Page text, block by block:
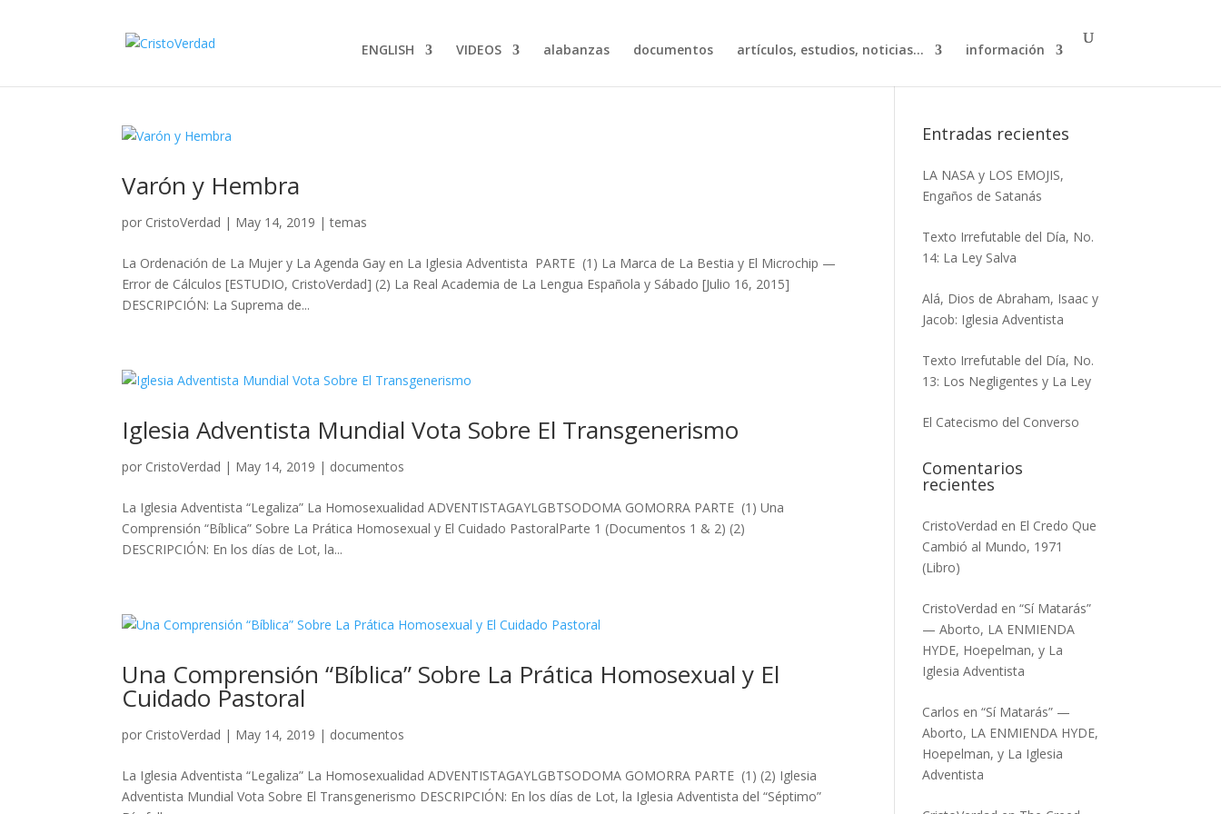
ENGLISH VIDEOS alabanzas documentos artículos, estudios, noticias… información
Varón y Hembra
por CristoVerdad | May 14, 2019 |temas
La Ordenación de La Mujer y La Agenda Gay en La Iglesia Adventista PARTE (1) La Marca de La Bestia y El Microchip —
Error de Cálculos [ESTUDIO, CristoVerdad] (2) La Real Academia de La Lengua Española y Sábado [Julio 16, 2015]
DESCRIPCIÓN: La Suprema de...
Iglesia Adventista Mundial Vota Sobre El Transgenerismo
por CristoVerdad | May 14, 2019 | documentos
La Iglesia Adventista “Legaliza” La Homosexualidad ADVENTISTAGAYLGBTSODOMA GOMORRA PARTE (1) Una
Comprensión “Bíblica” Sobre La Prática Homosexual y El Cuidado PastoralParte 1 (Documentos 1 & 2) (2)
DESCRIPCIÓN: En los días de Lot, la...
Una Comprensión “Bíblica” Sobre La Prática Homosexual y El
Cuidado Pastoral
por CristoVerdad | May 14, 2019 | documentos
La Iglesia Adventista “Legaliza” La Homosexualidad ADVENTISTAGAYLGBTSODOMA GOMORRA PARTE (1) (2) Iglesia
Adventista Mundial Vota Sobre El Transgenerismo DESCRIPCIÓN: En los días de Lot, la Iglesia Adventista del “Séptimo”
Entradas recientes
LA NASA y LOS EMOJIS,
Engaños de Satanás
Texto Irrefutable del Día, No.
14: La Ley Salva
Alá, Dios de Abraham, Isaac y
Jacob: Iglesia Adventista
Texto Irrefutable del Día, No.
13: Los Negligentes y La Ley
El Catecismo del Converso
Comentarios
recientes
CristoVerdad en El Credo Que
Cambió al Mundo, 1971
(Libro)
CristoVerdad en“Sí Matarás”
— Aborto, LA ENMIENDA
HYDE, Hoepelman, y La
Iglesia Adventista
Carlos en“Sí Matarás” —
Aborto, LA ENMIENDA HYDE,
Hoepelman, y La Iglesia
Adventista